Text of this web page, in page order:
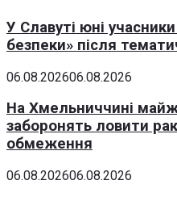
У Славуті юні
безпеки» після
06.08.202606.08.2026
На Хмельниччині
заборонять ловити
обмеження
06.08.202606.08.2026